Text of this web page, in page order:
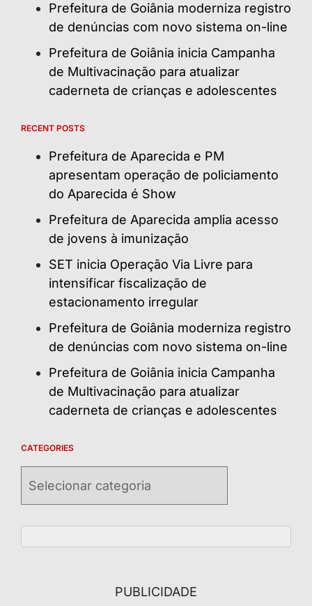
Prefeitura de Goiânia moderniza registro
de denúncias com novo sistema on-line
Prefeitura de Goiânia inicia Campanha
de Multivacinação para atualizar
caderneta de crianças e adolescentes
RECENT POSTS
Prefeitura de Aparecida e PM
apresentam operação de policiamento
do Aparecida é Show
Prefeitura de Aparecida amplia acesso
de jovens à imunização
SET inicia Operação Via Livre para
intensificar fiscalização de
estacionamento irregular
Prefeitura de Goiânia moderniza registro
de denúncias com novo sistema on-line
Prefeitura de Goiânia inicia Campanha
de Multivacinação para atualizar
caderneta de crianças e adolescentes
CATEGORIES
PUBLICIDADE